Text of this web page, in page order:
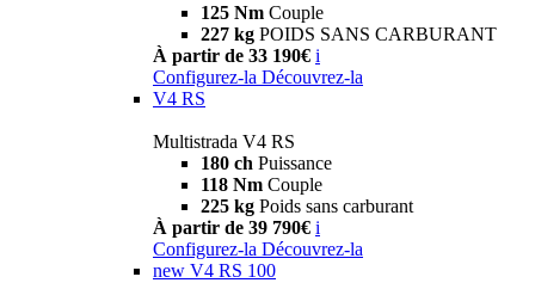
125 Nm Couple
227 kg POIDS SANS CARBURANT
À partir de 33 190€ i
Configurez-la Découvrez-la
V4 RS
Multistrada V4 RS
180 ch Puissance
118 Nm Couple
225 kg Poids sans carburant
À partir de 39 790€ i
Configurez-la Découvrez-la
new V4 RS 100